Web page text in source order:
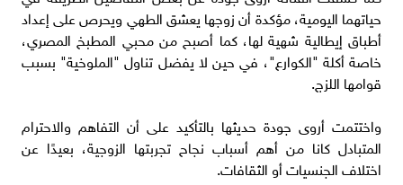
حياتهما اليومية، مؤكدة أن زوجها يعشق الطهي ويحرص على إعداد
أطباق إيطالية شهية لها، كما أصبح من محبي المطبخ المصري،
خاصة أكلة "الكوارع"، في حين لا يفضل تناول "الملوخية" بسبب
قوامها اللزج.
واختتمت أروى جودة حديثها بالتأكيد على أن التفاهم والاحترام
المتبادل كانا من أهم أسباب نجاح تجربتها الزوجية، بعيدًا عن
اختلاف الجنسيات أو الثقافات.